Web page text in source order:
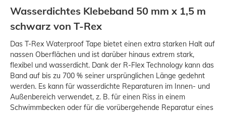
Wasserdichtes Klebeband 50 mm x 1,5 m
schwarz von T-Rex
Das T-Rex Waterproof Tape bietet einen extra starken Halt auf
nassen Oberflächen und ist darüber hinaus extrem stark,
flexibel und wasserdicht. Dank der R-Flex Technology kann das
Band auf bis zu 700 % seiner ursprünglichen Länge gedehnt
werden. Es kann für wasserdichte Reparaturen im Innen- und
Außenbereich verwendet, z. B. für einen Riss in einem
Schwimmbecken oder für die vorübergehende Reparatur eines